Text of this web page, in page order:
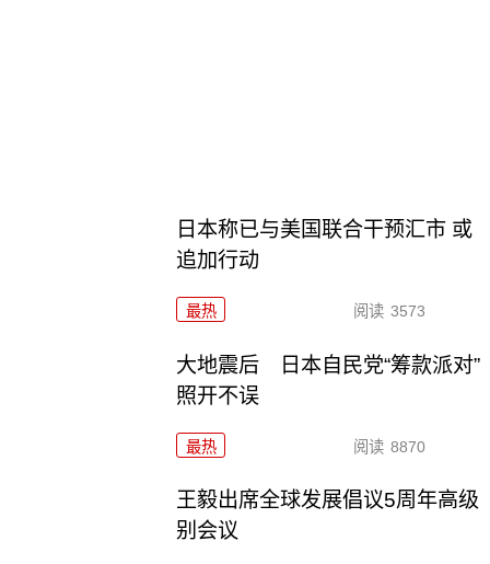
日本称已与美国联合干预汇市 或
追加行动
最热 阅读 3573
大地震后 日本自民党“筹款派对”
照开不误
最热 阅读 8870
王毅出席全球发展倡议5周年高级
别会议